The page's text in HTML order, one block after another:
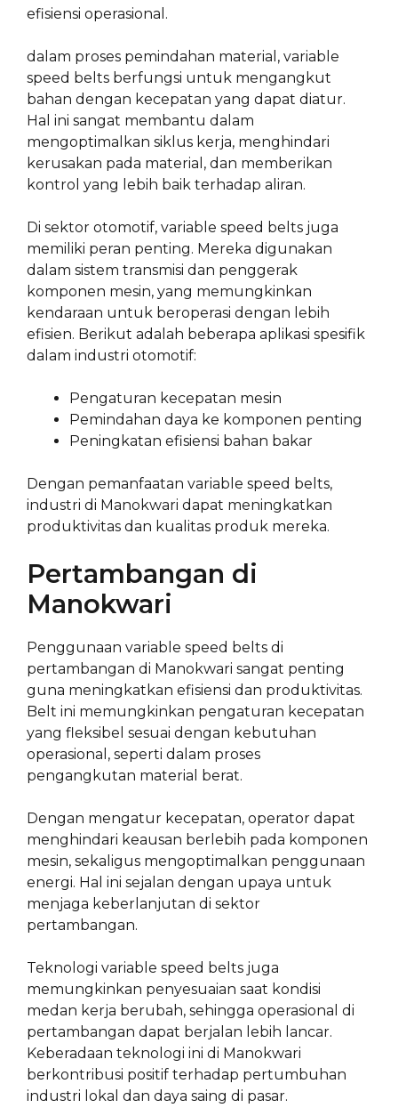
efisiensi operasional.
dalam proses pemindahan material, variable
speed belts berfungsi untuk mengangkut
bahan dengan kecepatan yang dapat diatur.
Hal ini sangat membantu dalam
mengoptimalkan siklus kerja, menghindari
kerusakan pada material, dan memberikan
kontrol yang lebih baik terhadap aliran.
Di sektor otomotif, variable speed belts juga
memiliki peran penting. Mereka digunakan
dalam sistem transmisi dan penggerak
komponen mesin, yang memungkinkan
kendaraan untuk beroperasi dengan lebih
efisien. Berikut adalah beberapa aplikasi spesifik
dalam industri otomotif:
Pengaturan kecepatan mesin
Pemindahan daya ke komponen penting
Peningkatan efisiensi bahan bakar
Dengan pemanfaatan variable speed belts,
industri di Manokwari dapat meningkatkan
produktivitas dan kualitas produk mereka.
Pertambangan di
Manokwari
Penggunaan variable speed belts di
pertambangan di Manokwari sangat penting
guna meningkatkan efisiensi dan produktivitas.
Belt ini memungkinkan pengaturan kecepatan
yang fleksibel sesuai dengan kebutuhan
operasional, seperti dalam proses
pengangkutan material berat.
Dengan mengatur kecepatan, operator dapat
menghindari keausan berlebih pada komponen
mesin, sekaligus mengoptimalkan penggunaan
energi. Hal ini sejalan dengan upaya untuk
menjaga keberlanjutan di sektor
pertambangan.
Teknologi variable speed belts juga
memungkinkan penyesuaian saat kondisi
medan kerja berubah, sehingga operasional di
pertambangan dapat berjalan lebih lancar.
Keberadaan teknologi ini di Manokwari
berkontribusi positif terhadap pertumbuhan
industri lokal dan daya saing di pasar.